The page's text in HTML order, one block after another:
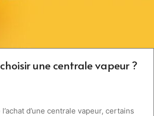
une centrale vapeur ?
d’une centrale vapeur, certains